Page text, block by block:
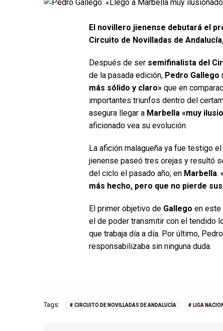
El novillero jienense debutará el
Circuito de Novilladas de
Después de ser semifinalista del
de la pasada edición, Pedro Gallego
más sólido y claro» que en
importantes triunfos dentro del
asegura llegar a Marbella «muy
aficionado vea su evolución.
La afición malagueña ya fue testigo
jienense paseó tres orejas y resultó
del ciclo el pasado año, en Marbella.
más hecho, pero que no pierde
El primer objetivo de Gallego en este
el de poder transmitir con el tendido
que trabaja día a día. Por último,
responsabilizaba sin ninguna duda.
Tags: CIRCUITO DE NOVILLADAS DE ANDALUCÍA LIGA